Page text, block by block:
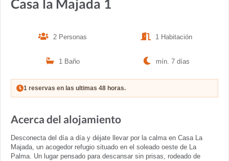
Casa la Majada 1
2 Personas 1 Habitación
1 Baño mín. 7 días
1 reservas en las ultimas 48 horas.
Acerca del alojamiento
Desconecta del día a día y déjate llevar por la calma en Casa La
Majada, un acogedor refugio situado en el soleado oeste de La
Palma. Un lugar pensado para descansar sin prisas, rodeado de